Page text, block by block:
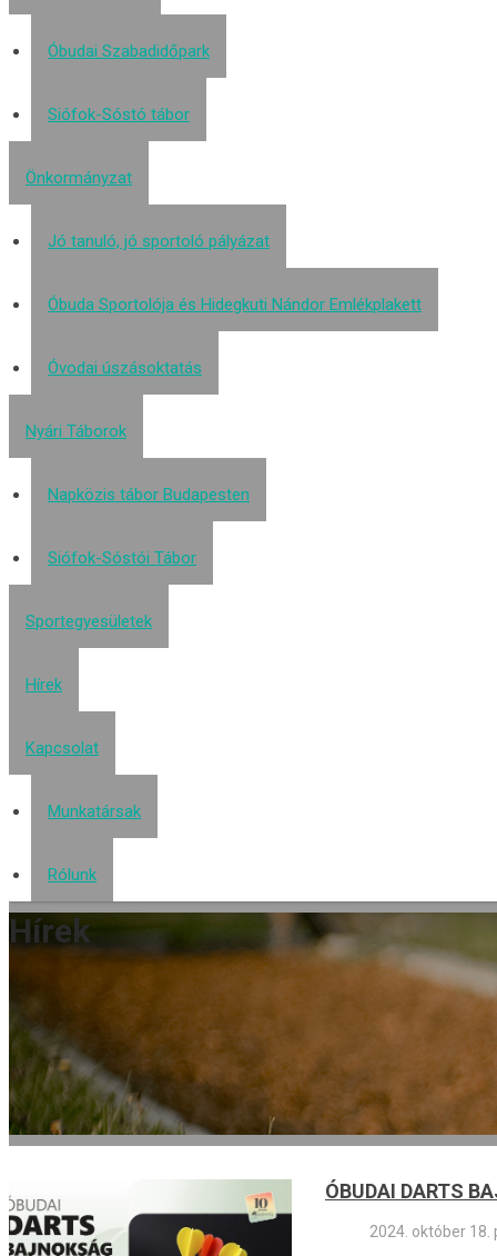
Óbudai Szabadidőpark
Siófok-Sóstó tábor
Önkormányzat
Jó tanuló, jó sportoló pályázat
Óbuda Sportolója és Hidegkuti Nándor Emlékplakett
Óvodai úszásoktatás
Nyári Táborok
Napközis tábor Budapesten
Siófok-Sóstói Tábor
Sportegyesületek
Hírek
Kapcsolat
Munkatársak
Rólunk
Hírek
ÓBUDAI DARTS
2024. október 18.